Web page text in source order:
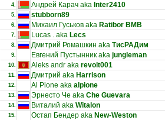
4. Андрей Карач aka Inter2410
5. stubborn89
6. Михаил Гуськов aka Ratibor BMB
7. Lucas . aka Lecs
8. Дмитрий Ромашкин aka ТисРАДим
9. Евгений Пустынник aka jungleman
10. Aleks andr aka revolt001
11. Дмитрий aka Harrison
12. Al Pione aka alpione
13. Эрнесто Че aka Che Guevara
14. Виталий aka Witalon
15. Остап Бендер aka New-Weston